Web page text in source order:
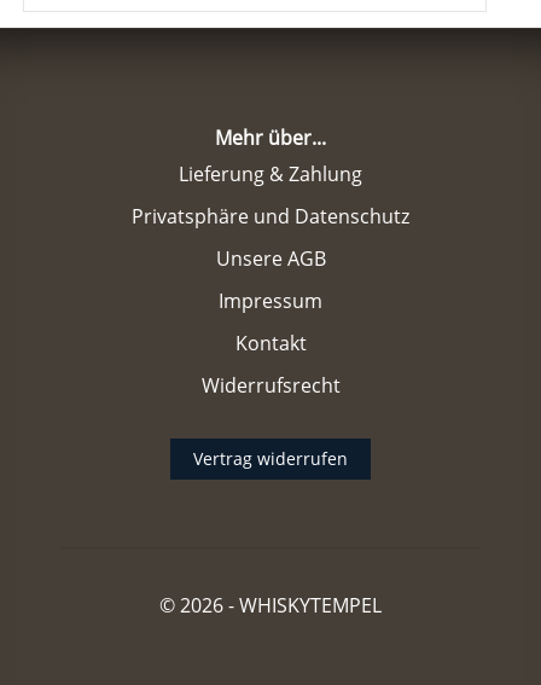
Mehr über...
Lieferung & Zahlung
Privatsphäre und Datenschutz
Unsere AGB
Impressum
Kontakt
Widerrufsrecht
Vertrag widerrufen
© 2026 -WHISKYTEMPEL